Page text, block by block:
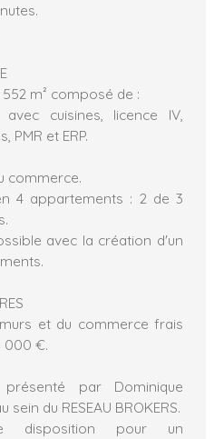
m² composé de :
cuisines, licence IV,
PMR et ERP.
commerce.
appartements : 2 de 3
avec la création d'un
et du commerce frais
000 €.
par Dominique
sein du RESEAU BROKERS.
pour un